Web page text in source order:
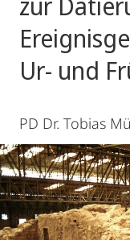
Ur- und
PD Dr. Tobias